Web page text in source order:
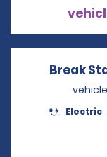
Break
Electric